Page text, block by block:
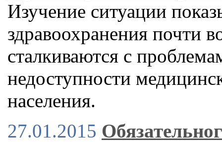
Изучение ситуации
здравоохранения почти
сталкиваются с
недоступности
населения.
27.01.2015